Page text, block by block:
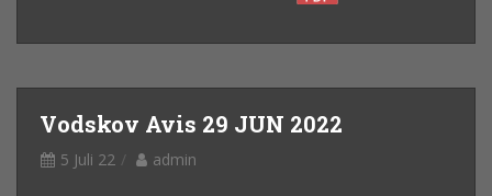
Vodskov Avis 29 JUN 2022
5 Juli 22 admin